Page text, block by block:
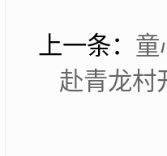
上一条： 童
赴青龙村